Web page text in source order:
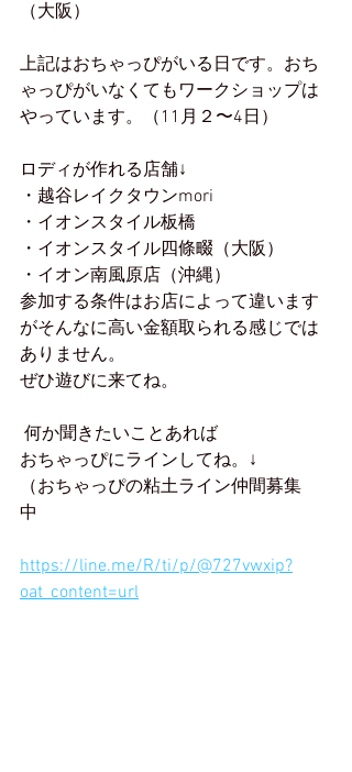
（大阪）
上記はおちゃっぴがいる日です。おち
ゃっぴがいなくてもワークショップは
やっています。（11月２〜4日）
ロディが作れる店舗↓
・越谷レイクタウンmori
・イオンスタイル板橋
・イオンスタイル四條畷（大阪）
・イオン南風原店（沖縄）
参加する条件はお店によって違います
がそんなに高い金額取られる感じでは
ありません。
ぜひ遊びに来てね。
何か聞きたいことあれば
おちゃっぴにラインしてね。↓
（おちゃっぴの粘土ライン仲間募集
中
https://line.me/R/ti/p/@727vwxip?
oat_content=url